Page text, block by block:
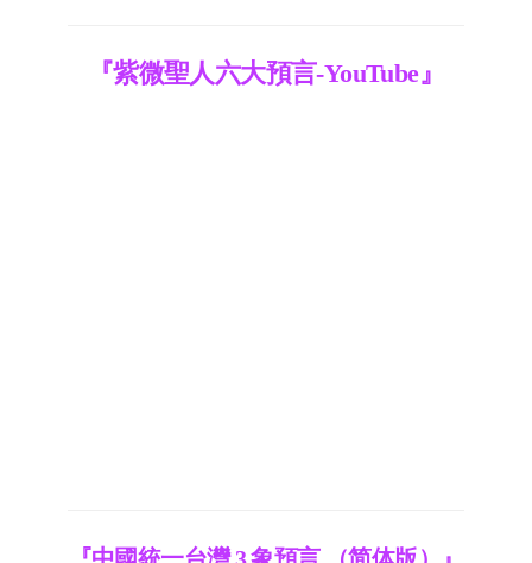
『紫微聖人六大預言-YouTube』